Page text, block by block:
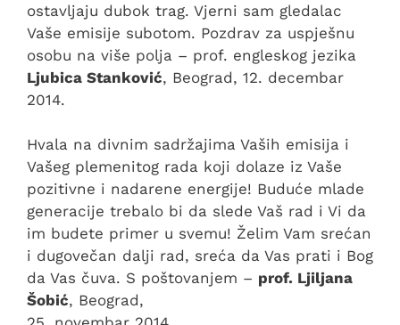
ostavljaju dubok trag. Vjerni sam gledalac
Vaše emisije subotom. Pozdrav za uspješnu
osobu na više polja – prof. engleskog jezika
Ljubica Stanković, Beograd, 12. decembar
2014.
Hvala na divnim sadržajima Vaših emisija i
Vašeg plemenitog rada koji dolaze iz Vaše
pozitivne i nadarene energije! Buduće mlade
generacije trebalo bi da slede Vaš rad i Vi da
im budete primer u svemu! Želim Vam srećan
i dugovečan dalji rad, sreća da Vas prati i Bog
da Vas čuva. S poštovanjem – prof. Ljiljana
Šobić, Beograd,